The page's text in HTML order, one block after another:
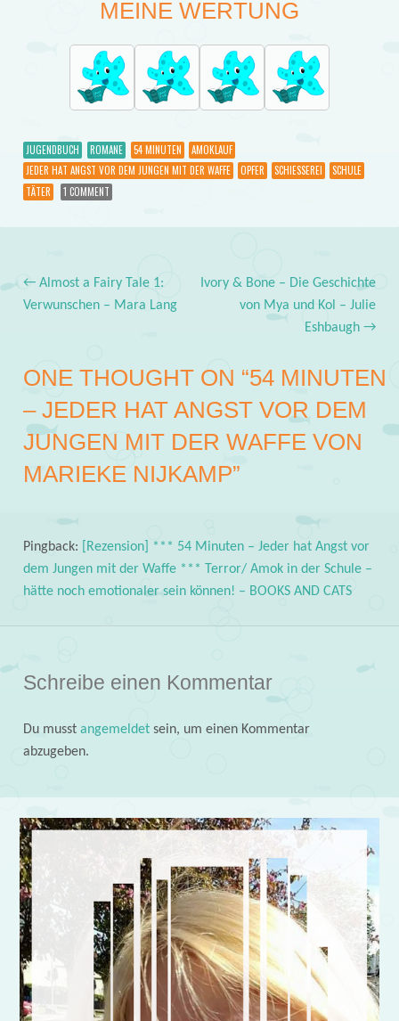
MEINE WERTUNG
JUGENDBUCH ROMANE 54 MINUTEN
AMOKLAUF
JEDER HAT ANGST VOR DEM JUNGEN MIT DER WAFFE
OPFER SCHIESSEREI
SCHULE
TÄTER
1 COMMENT
Post navigation
←Almost a Fairy Tale 1:
Verwunschen – Mara Lang
Ivory & Bone – Die Geschichte
von Mya und Kol – Julie
Eshbaugh→
ONE THOUGHT ON “54 MINUTEN
– JEDER HAT ANGST VOR DEM
JUNGEN MIT DER WAFFE VON
MARIEKE NIJKAMP”
Pingback:
[Rezension] *** 54 Minuten – Jeder hat Angst vor
dem Jungen mit der Waffe *** Terror/ Amok in der Schule –
hätte noch emotionaler sein können! – BOOKS AND CATS
Schreibe einen Kommentar
Du musst angemeldetsein, um einen Kommentar
abzugeben.